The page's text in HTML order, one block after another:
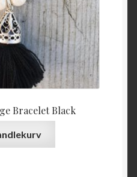
Bracelet Black